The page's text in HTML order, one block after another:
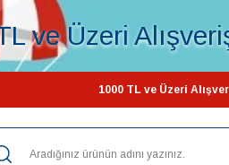
ve Üzeri
1000 TL ve Üzeri